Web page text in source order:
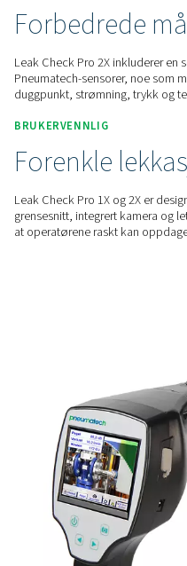
NØYAKTIG OVERVÅKING
Nøyaktig
Leak Check Pro 1X og
for å identifisere selv de
lekkasjerater (l/min) og
OMFATTENDE INNSIKT
Leak Check Pro 2X
Pneumatech-sensorer,
duggpunkt, strømning,
BRUKERVENNLIG
Forenkle
Leak Check Pro 1X og
grensesnitt, integrert
at operatørene raskt